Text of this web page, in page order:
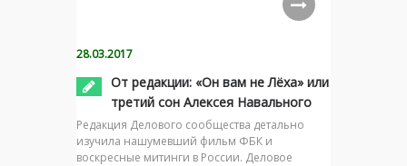
28.03.2017
От редакции: «Он вам не Лёха» или
третий сон Алексея Навального
Редакция Делового сообщества детально
изучила нашумевший фильм ФБК и
воскресные митинги в России. Деловое